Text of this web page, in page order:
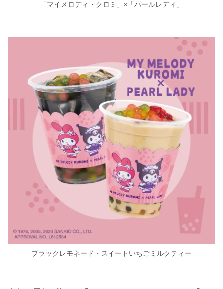
「マイメロディ・クロミ」×「パールレディ」
ブラックレモネード・スイートいちごミルクティー